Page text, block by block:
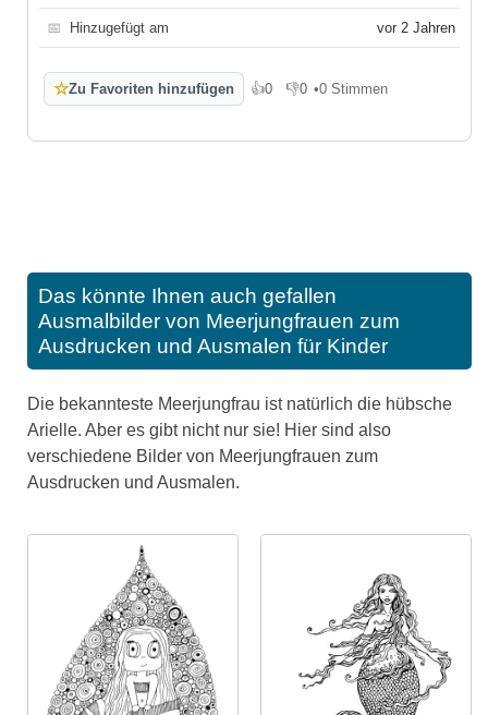
📅 Hinzugefügt am vor 2 Jahren
☆Zu Favoriten hinzufügen 👍0
Gefällt mir
👎0
Gefällt mir nicht
•0 Stimmen
Das könnte Ihnen auch gefallen
Ausmalbilder von Meerjungfrauen zum
Ausdrucken und Ausmalen für Kinder
Die bekannteste Meerjungfrau ist natürlich die hübsche
Arielle. Aber es gibt nicht nur sie! Hier sind also
verschiedene Bilder von Meerjungfrauen zum
Ausdrucken und Ausmalen.